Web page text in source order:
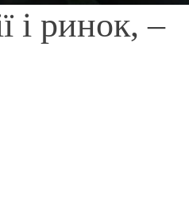
і ринок, –